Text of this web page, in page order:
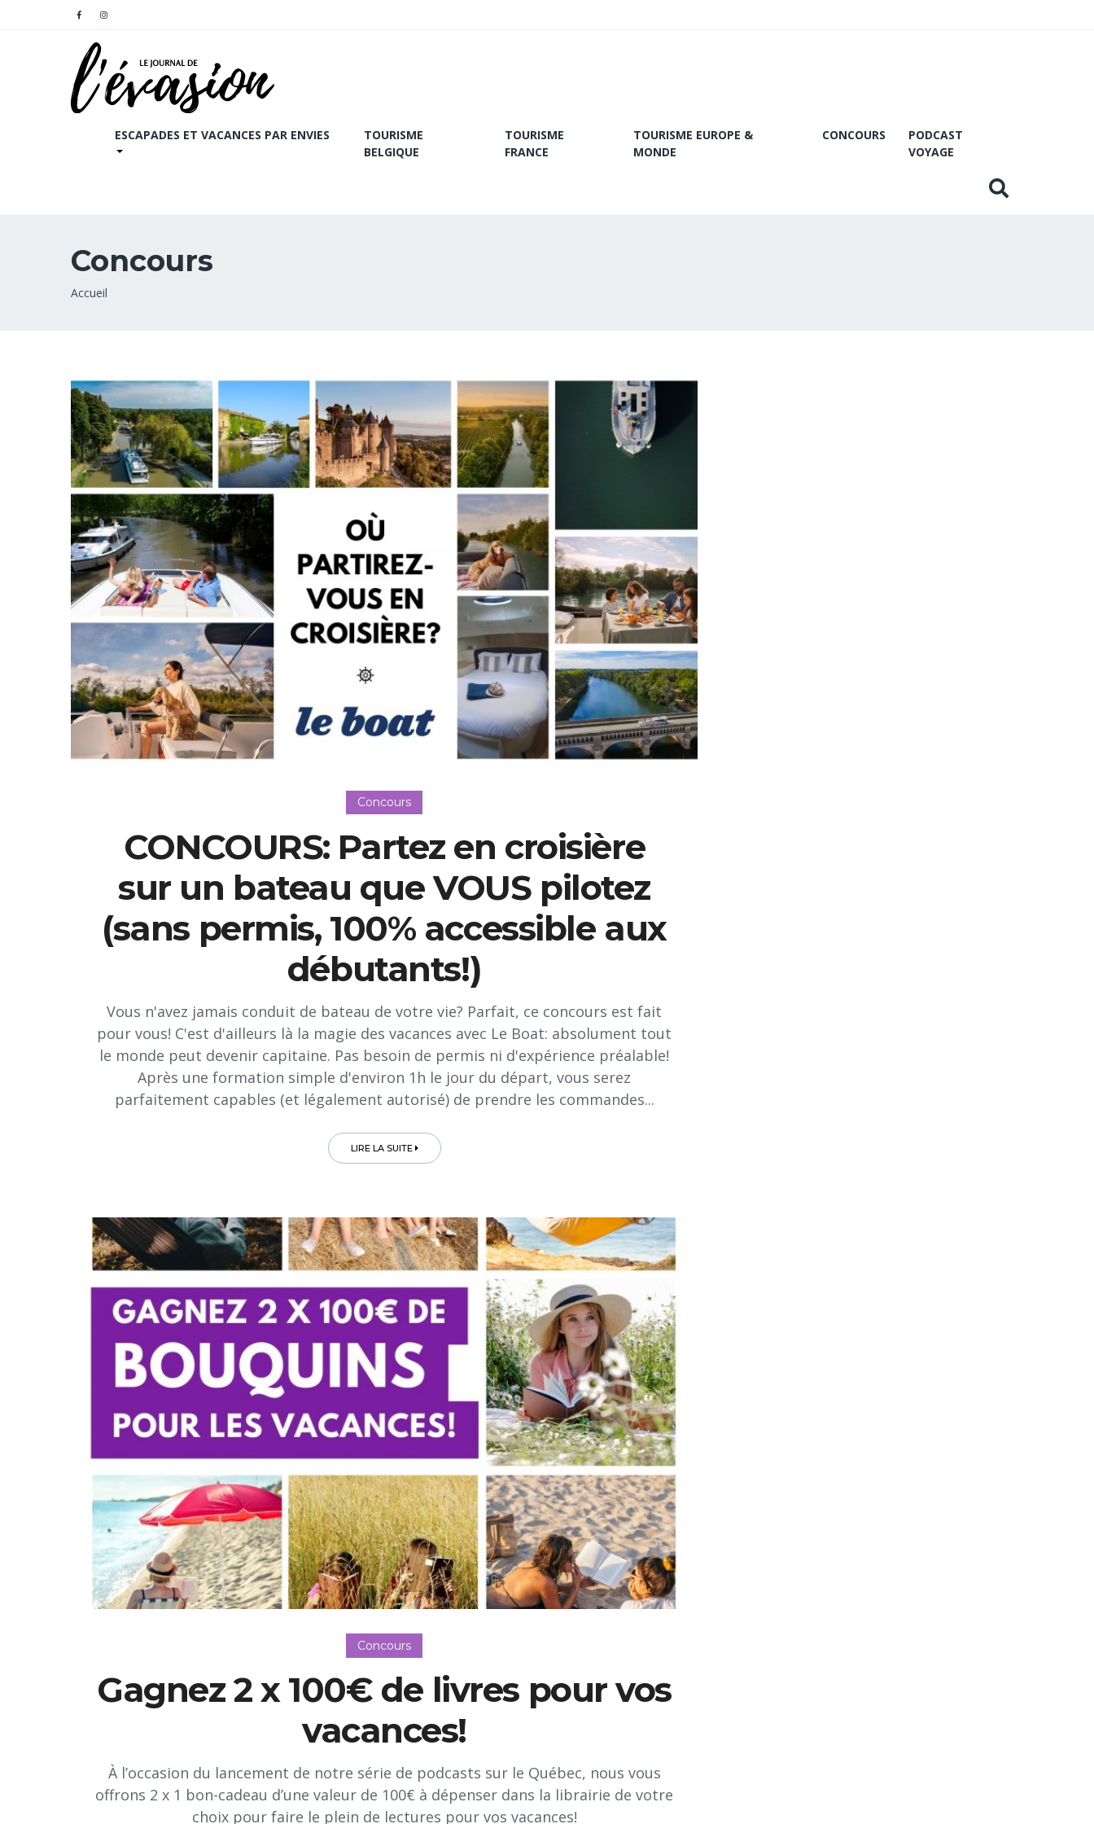
ESCAPADES ET VACANCES PAR ENVIES
TOURISME
BELGIQUE
TOURISME
FRANCE
TOURISME EUROPE &
MONDE
CONCOURS
PODCAST
VOYAGE
Concours
Fil
Accueil
Concours
CONCOURS: Partez en croisière
sur un bateau que VOUS pilotez
(sans permis, 100% accessible aux
débutants!)
Vous n'avez jamais conduit de bateau de votre vie? Parfait, ce concours est fait
pour vous! C'est d'ailleurs là la magie des vacances avec Le Boat: absolument tout
le monde peut devenir capitaine. Pas besoin de permis ni d'expérience préalable!
Après une formation simple d'environ 1h le jour du départ, vous serez
parfaitement capables (et légalement autorisé) de prendre les commandes...
LIRE LA SUITE
Concours
Gagnez 2 x 100€ de livres pour vos
vacances!
À l’occasion du lancement de notre série de podcasts sur le Québec, nous vous
offrons 2 x 1 bon-cadeau d’une valeur de 100€ à dépenser dans la librairie de votre
choix pour faire le plein de lectures pour vos vacances!